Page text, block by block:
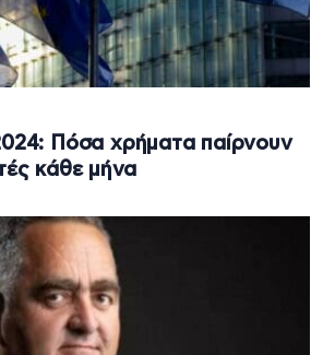
Πόσα χρήματα παίρνουν
κάθε μήνα